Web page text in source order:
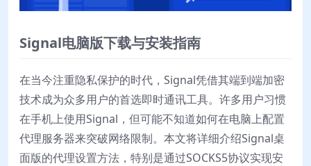
Signal电脑版下载与安装指南
在当今注重隐私保护的时代，Signal凭借其端到端加密
技术成为众多用户的首选即时通讯工具。许多用户习惯
在手机上使用Signal，但可能不知道如何在电脑上配置
代理服务器来突破网络限制。本文将详细介绍Signal桌
面版的代理设置方法，特别是通过SOCKS5协议实现安